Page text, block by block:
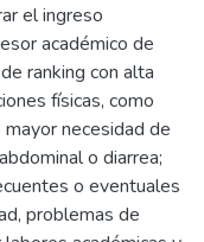
el ingreso
académico de
ranking con alta
físicas, como
necesidad de
o diarrea;
o eventuales
problemas de